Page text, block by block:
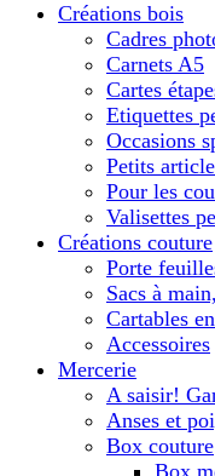
Créations bois
Cadres
Carnets A5
Cartes
Etiquettes
Occasions
Petits
Pour les
Valisettes
Créations couture
Porte
Sacs à
Cartables
Accessoires
Mercerie
A saisir!
Anses et
Box couture
Box